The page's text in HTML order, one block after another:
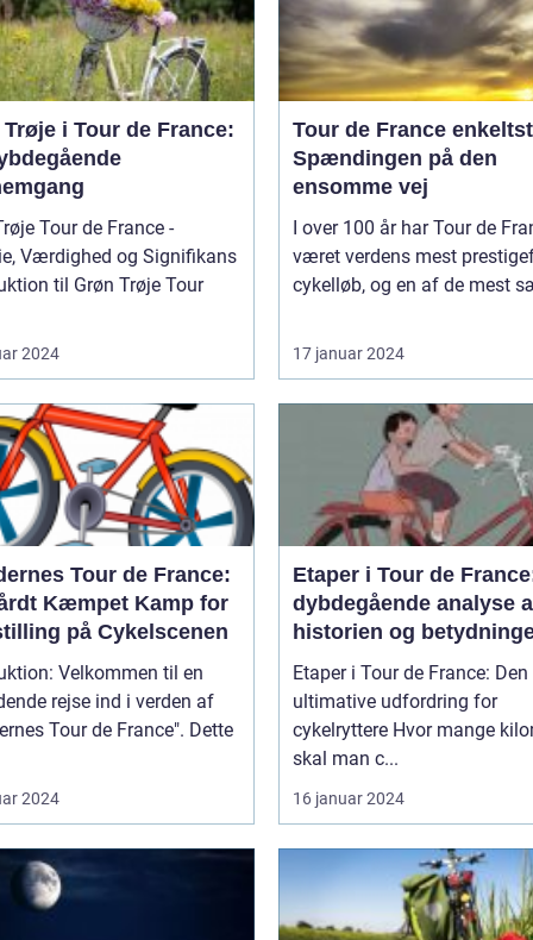
i Tour de France:
Tour de France -
Værdighed og Signifikans
til Grøn Trøje Tour
2024
Tour de France
Spændingen på den
ensomme vej
I over 100 år har Tour de
været verdens mest
cykelløb, og en af de mest
17 januar 2024
Tour de France:
Kæmpet Kamp for
på Cykelscenen
Velkommen til en
rejse ind i verden af
Tour de France". Dette
2024
Etaper i Tour de
dybdegående analyse
historien og
etaper i det mest
prestigefyldte cykelløb
Etaper i Tour de France: Den
ultimative udfordring for
cykelryttere Hvor mange kilometer
skal man c...
16 januar 2024